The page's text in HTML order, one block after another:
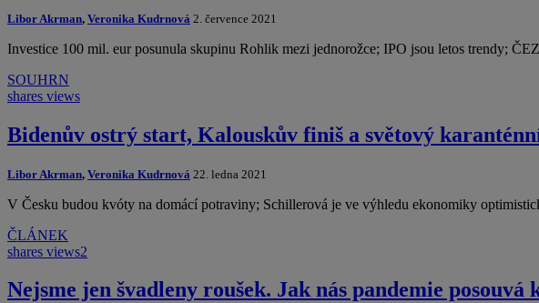
Libor Akrman, Veronika Kudrnová 2. července 2021
Investice 100 mil. eur posunula skupinu Rohlik mezi jednorožce; IPO jsou letos trendy;
SOUHRN
shares views
Bidenův ostrý start, Kalouskův finiš a světový
Libor Akrman, Veronika Kudrnová 22. ledna 2021
V Česku budou kvóty na domácí potraviny; Schillerová je ve výhledu ekonomiky
ČLÁNEK
shares views2
Nejsme jen švadleny roušek. Jak nás pandemie